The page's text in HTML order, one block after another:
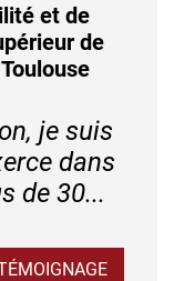
et de
de
je suis
dans
de 30...